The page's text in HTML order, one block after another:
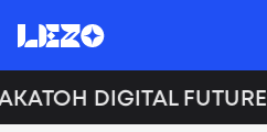
DIGITAL FUTURE